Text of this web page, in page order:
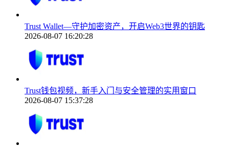
Trust Wallet—守护加密资产，开启Web3世界的钥匙
2026-08-07 16:20:28
Trust钱包视频，新手入门与安全管理的实用窗口
2026-08-07 15:37:28